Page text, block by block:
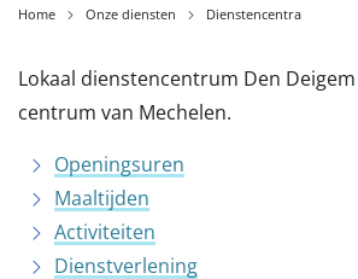
Home Onze diensten Dienstencentra
Lokaal dienstencentrum Den
centrum van Mechelen.
Openingsuren
Maaltijden
Activiteiten
Dienstverlening